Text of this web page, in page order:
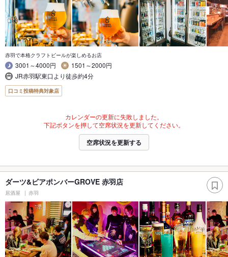
赤羽で本格クラフトビールが楽しめるお店
3001～4000円
1501～2000円
JR赤羽駅東口より徒歩約4分
口コミ投稿特典対象店
カレンダーの更新に失敗しました。
下記ボタンを押して空席状況を更新してください。
空席状況を更新する
ダーツ&ビアポンバーGROVE 赤羽店
居酒屋 赤羽